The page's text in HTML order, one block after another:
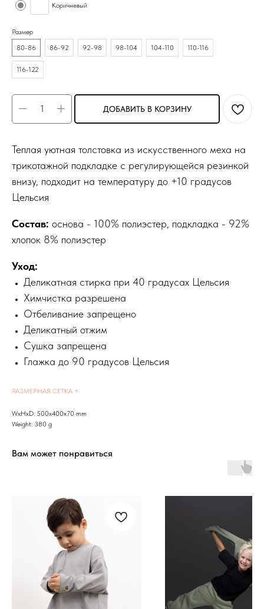
Коричневый
Размер
80-86
86-92 92-98 98-104 104-110 110-116
116-122
ДОБАВИТЬ В КОРЗИНУ
Теплая уютная толстовка из искусственного меха на
трикотажной подкладке с регулирующейся резинкой
внизу, подходит на температуру до +10 градусов
Цельсия
Состав: основа - 100% полиэстер, подкладка - 92%
хлопок 8% полиэстер
Уход:
Деликатная стирка при 40 градусах Цельсия
Химчистка разрешена
Отбеливание запрещено
Деликатный отжим
Сушка запрещена
Глажка до 90 градусов Цельсия
РАЗМЕРНАЯ СЕТКА +
WxHxD: 500x400x70 mm
Weight: 380 g
Вам может понравиться